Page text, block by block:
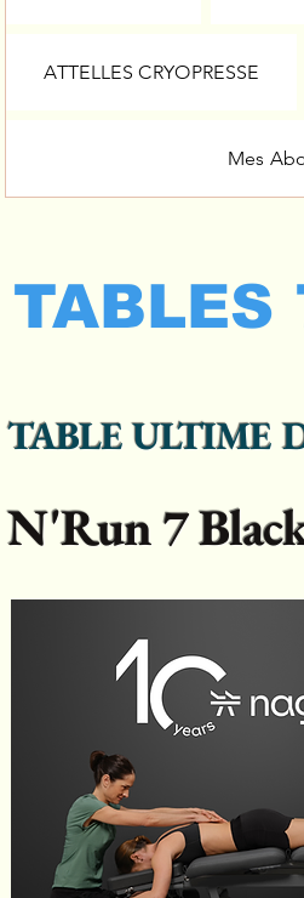
ATTELLES CRYOPRESSE
Mes
TABLES
TABLE ULTIME
N'Run 7